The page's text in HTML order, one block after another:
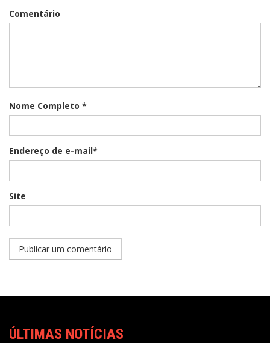
Comentário
Nome Completo *
Endereço de e-mail*
Site
ÚLTIMAS NOTÍCIAS